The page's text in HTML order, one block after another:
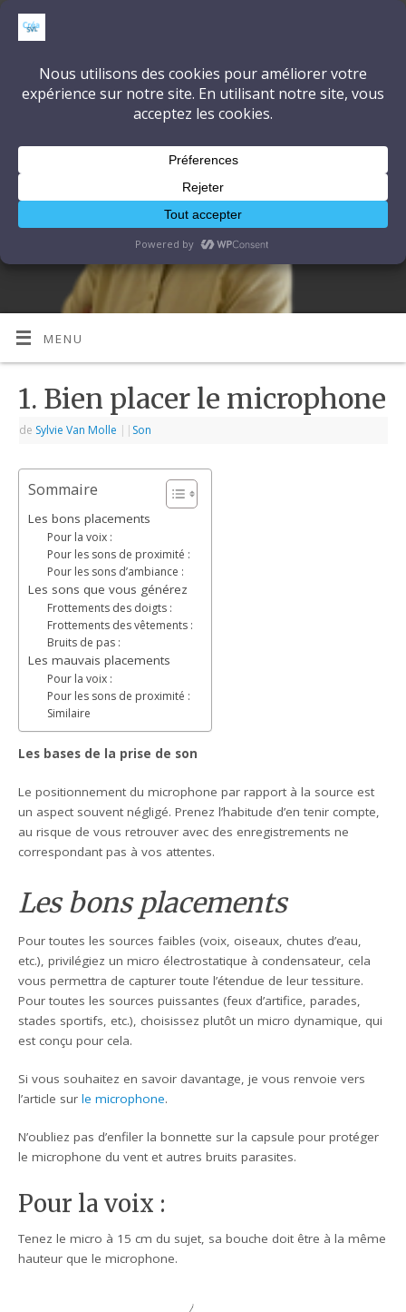
CréaSonVidéoLumière
DÉCOUVRONS ENSEMBLE L'ART ET LA TECHNIQUE
MENU
1. Bien placer le microphone
de Sylvie Van Molle | | Son
Sommaire
Les bons placements
Pour la voix :
Pour les sons de proximité :
Pour les sons d’ambiance :
Les sons que vous générez
Frottements des doigts :
Frottements des vêtements :
Bruits de pas :
Les mauvais placements
Pour la voix :
Pour les sons de proximité :
Similaire
Les bases de la prise de son
Le positionnement du microphone par rapport à la source est
un aspect souvent négligé. Prenez l’habitude d’en tenir compte,
au risque de vous retrouver avec des enregistrements ne
correspondant pas à vos attentes.
Les bons placements
Pour toutes les sources faibles (voix, oiseaux, chutes d’eau,
etc.), privilégiez un micro électrostatique à condensateur, cela
vous permettra de capturer toute l’étendue de leur tessiture.
Pour toutes les sources puissantes (feux d’artifice, parades,
stades sportifs, etc.), choisissez plutôt un micro dynamique, qui
est conçu pour cela.
Si vous souhaitez en savoir davantage, je vous renvoie vers
l’article surle microphone.
N’oubliez pas d’enfiler la bonnette sur la capsule pour protéger
le microphone du vent et autres bruits parasites.
Pour la voix :
Tenez le micro à 15 cm du sujet, sa bouche doit être à la même
hauteur que le microphone.